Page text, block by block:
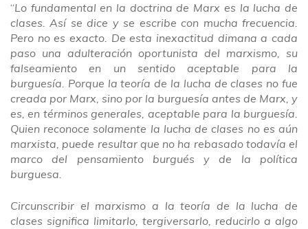
“Lo fundamental en la doctrina de Marx es la lucha de
clases. Así se dice y se escribe con mucha frecuencia.
Pero no es exacto. De esta inexactitud dimana a cada
paso una adulteración oportunista del marxismo, su
falseamiento en un sentido aceptable para la
burguesía. Porque la teoría de la lucha de clases no fue
creada por Marx, sino por la burguesía antes de Marx, y
es, en términos generales, aceptable para la burguesía.
Quien reconoce solamente la lucha de clases no es aún
marxista, puede resultar que no ha rebasado todavía el
marco del pensamiento burgués y de la política
burguesa.
Circunscribir el marxismo a la teoría de la lucha de
clases significa limitarlo, tergiversarlo, reducirlo a algo